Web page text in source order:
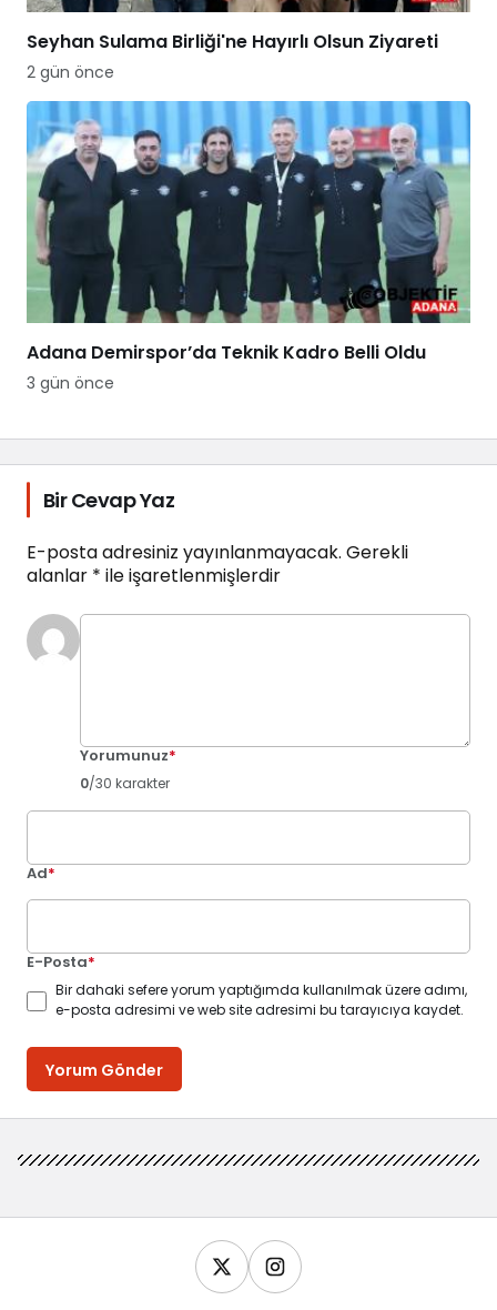
Seyhan Sulama Birliği'ne Hayırlı Olsun Ziyareti
2 gün önce
Adana Demirspor’da Teknik Kadro Belli Oldu
3 gün önce
Bir Cevap Yaz
E-posta adresiniz yayınlanmayacak. Gerekli
alanlar * ile işaretlenmişlerdir
Yorumunuz*
0/30 karakter
Ad*
E-Posta*
Bir dahaki sefere yorum yaptığımda kullanılmak üzere adımı,
e-posta adresimi ve web site adresimi bu tarayıcıya kaydet.
Yorum Gönder